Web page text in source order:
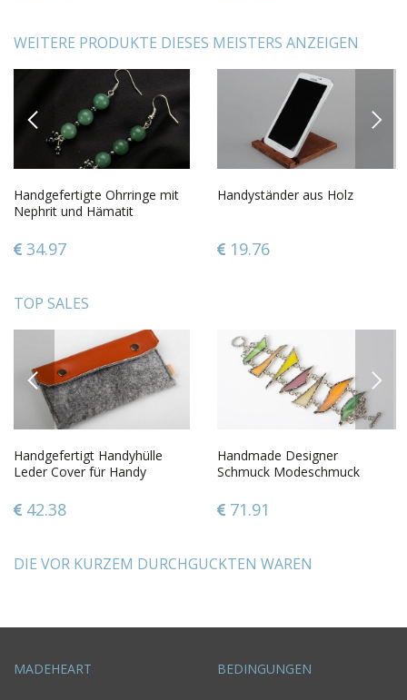
WEITERE PRODUKTE DIESES MEISTERS ANZEIGEN
PREVIOUS
Handgefertigte Ohrringe mit
Nephrit und Hämatit
34.97
Handyständer aus Holz
19.76
NEXT
TOP SALES
PREVIOUS
Handgefertigt Handyhülle
Leder Cover für Handy
42.38
Handmade Designer
Schmuck Modeschmuck
aus buntem Glas
71.91
NEXT
DIE VOR KURZEM DURCHGUCKTEN WAREN
MADEHEART BEDINGUNGEN